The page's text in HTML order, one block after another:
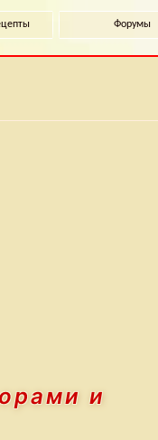
Форумы
и